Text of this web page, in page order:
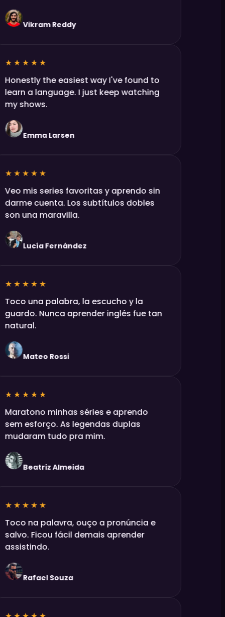
Vikram Reddy
★★★★★
Honestly the easiest way I've found to
learn a language. I just keep watching
my shows.
Emma Larsen
★★★★★
Veo mis series favoritas y aprendo sin
darme cuenta. Los subtítulos dobles
son una maravilla.
Lucía Fernández
★★★★★
Toco una palabra, la escucho y la
guardo. Nunca aprender inglés fue tan
natural.
Mateo Rossi
★★★★★
Maratono minhas séries e aprendo
sem esforço. As legendas duplas
mudaram tudo pra mim.
Beatriz Almeida
★★★★★
Toco na palavra, ouço a pronúncia e
salvo. Ficou fácil demais aprender
assistindo.
Rafael Souza